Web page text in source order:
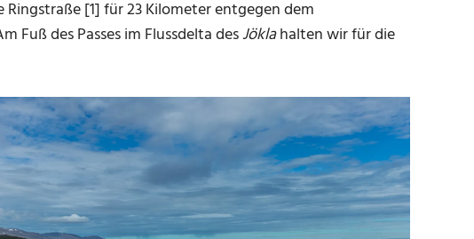
[1] für 23 Kilometer entgegen dem
Fuß des Passes im Flussdelta desJöklahalten wir für die